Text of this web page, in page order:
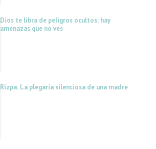
Dios te libra de peligros ocultos: hay
amenazas que no ves
Rizpa: La plegaria silenciosa de una madre